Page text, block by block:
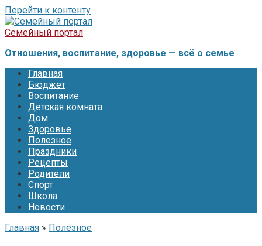
Перейти к контенту
Семейный портал
Отношения, воспитание, здоровье — всё о семье
Главная
Бюджет
Воспитание
Детская комната
Дом
Здоровье
Полезное
Праздники
Рецепты
Родители
Спорт
Школа
Новости
Главная » Полезное